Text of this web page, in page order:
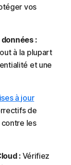
vos
:
à la plupart
et une
à jour
de
les
:Vérifiez